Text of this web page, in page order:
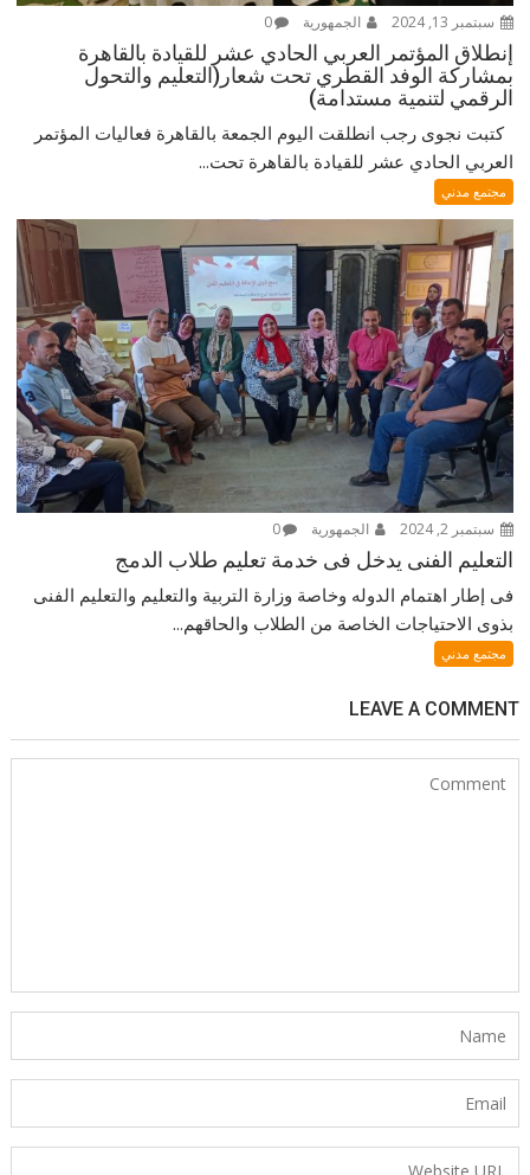
سبتمبر 13, 2024 الجمهورية 0
إنطلاق المؤتمر العربي الحادي عشر للقيادة بالقاهرة
بمشاركة الوفد القطري تحت شعار(التعليم والتحول
الرقمي لتنمية مستدامة)
كتبت نجوى رجب انطلقت اليوم الجمعة بالقاهرة فعاليات المؤتمر
العربي الحادي عشر للقيادة بالقاهرة تحت...
مجتمع مدني
سبتمبر 2, 2024 الجمهورية 0
التعليم الفنى يدخل فى خدمة تعليم طلاب الدمج
فى إطار اهتمام الدوله وخاصة وزارة التربية والتعليم والتعليم الفنى
بذوى الاحتياجات الخاصة من الطلاب والحاقهم...
مجتمع مدني
LEAVE A COMMENT